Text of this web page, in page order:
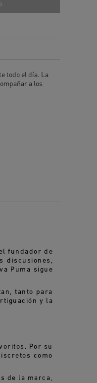
todo el día. La
a los
fundador de
discusiones,
Puma sigue
tanto para
y la
Por su
como
de la marca,